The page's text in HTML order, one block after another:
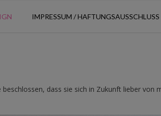
IMPRESSUM / HAFTUNGSAUSSCHLUSS
dass sie sich in Zukunft lieber von